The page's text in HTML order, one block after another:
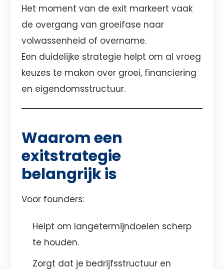
Het moment van de exit markeert vaak
de overgang van groeifase naar
volwassenheid of overname.
Een duidelijke strategie helpt om al vroeg
keuzes te maken over groei, financiering
en eigendomsstructuur.
Waarom een
exitstrategie
belangrijk is
Voor founders:
Helpt om langetermijndoelen scherp
te houden.
Zorgt dat je bedrijfsstructuur en